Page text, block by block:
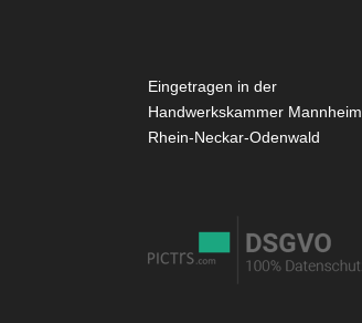
Eingetragen in der
Handwerkskammer Mannheim
Rhein-Neckar-Odenwald